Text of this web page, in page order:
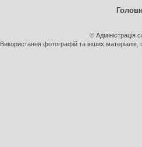
© Адміністрація
Використання фотографій та інших матеріалів,